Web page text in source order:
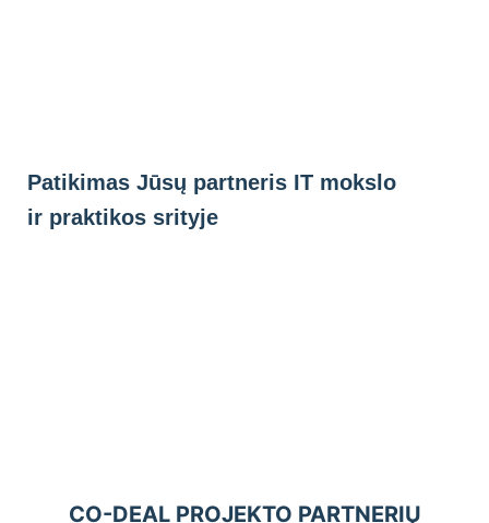
Patikimas Jūsų partneris IT mokslo
ir praktikos srityje
CO-DEAL PROJEKTO PARTNERIŲ